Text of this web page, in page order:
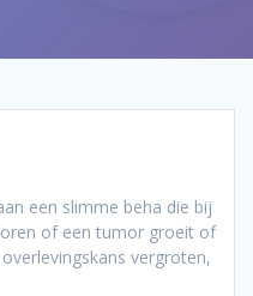
een slimme beha die bij
of een tumor groeit of
vergroten,